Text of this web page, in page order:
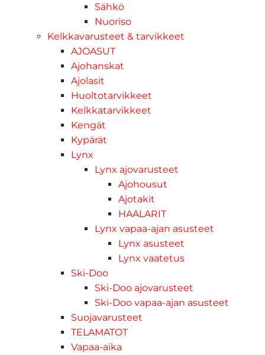
Sähkö
Nuoriso
Kelkkavarusteet & tarvikkeet
AJOASUT
Ajohanskat
Ajolasit
Huoltotarvikkeet
Kelkkatarvikkeet
Kengät
Kypärät
Lynx
Lynx ajovarusteet
Ajohousut
Ajotakit
HAALARIT
Lynx vapaa-ajan asusteet
Lynx asusteet
Lynx vaatetus
Ski-Doo
Ski-Doo ajovarusteet
Ski-Doo vapaa-ajan asusteet
Suojavarusteet
TELAMATOT
Vapaa-aika